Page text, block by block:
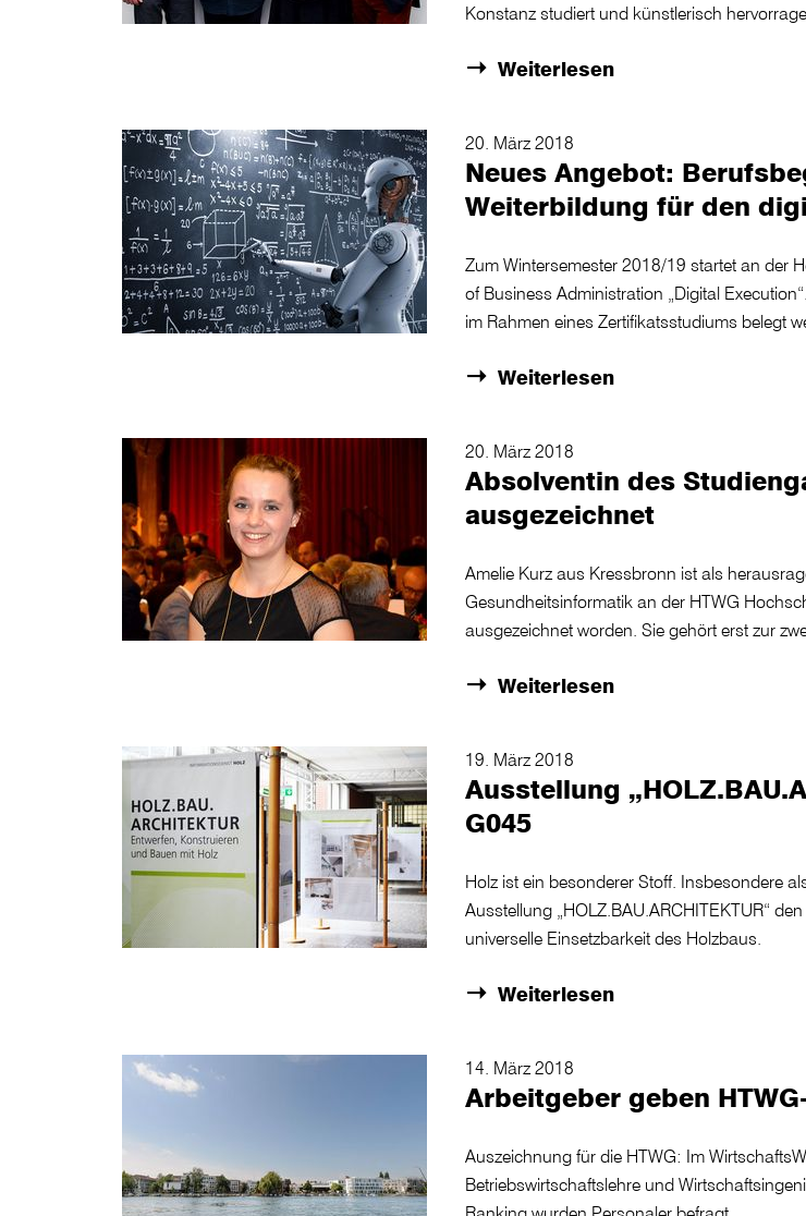
Konstanz studiert und künstlerisch
Weiterlesen
20. März 2018
Neues Angebot:
Weiterbildung für den
Zum Wintersemester 2018/19 startet an der
of Business Administration „Digital
im Rahmen eines Zertifikatsstudiums belegt
Weiterlesen
20. März 2018
Absolventin des
ausgezeichnet
Amelie Kurz aus Kressbronn ist als
Gesundheitsinformatik an der HTWG
ausgezeichnet worden. Sie gehört erst zur
Weiterlesen
19. März 2018
Ausstellung
G045
Holz ist ein besonderer Stoff. Insbesondere
Ausstellung „HOLZ.BAU.ARCHITEKTUR“
universelle Einsetzbarkeit des Holzbaus.
Weiterlesen
14. März 2018
Arbeitgeber geben
Auszeichnung für die HTWG: Im
Betriebswirtschaftslehre und